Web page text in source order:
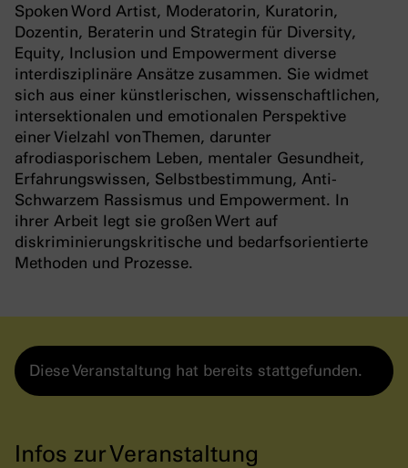
Spoken Word Artist, Moderatorin, Kuratorin,
Dozentin, Beraterin und Strategin für Diversity,
Equity, Inclusion und Empowerment diverse
interdisziplinäre Ansätze zusammen. Sie widmet
sich aus einer künstlerischen, wissenschaftlichen,
intersektionalen und emotionalen Perspektive
einer Vielzahl von Themen, darunter
afrodiasporischem Leben, mentaler Gesundheit,
Erfahrungswissen, Selbstbestimmung, Anti-
Schwarzem Rassismus und Empowerment. In
ihrer Arbeit legt sie großen Wert auf
diskriminierungskritische und bedarfsorientierte
Methoden und Prozesse.
Diese Veranstaltung hat bereits stattgefunden.
Infos zur Veranstaltung